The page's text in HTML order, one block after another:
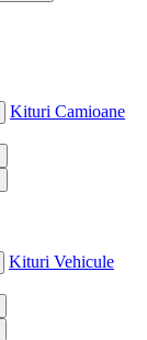
Kituri Camioane
Kituri Vehicule